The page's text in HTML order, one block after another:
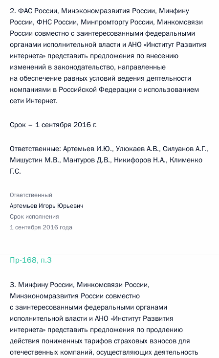
2. ФАС России, Минэкономразвития России, Минфину
России, ФНС России, Минпромторгу России, Минкомсвязи
России совместно с заинтересованными федеральными
органами исполнительной власти и АНО «Институт Развития
интернета» представить предложения по внесению
изменений в законодательство, направленные
на обеспечение равных условий ведения деятельности
компаниями в Российской Федерации с использованием
сети Интернет.
Срок – 1 сентября 2016 г.
Ответственные: Артемьев И.Ю., Улюкаев А.В., Силуанов А.Г.,
Мишустин М.В., Мантуров Д.В., Никифоров Н.А., Клименко
Г.С.
Ответственный
Артемьев Игорь Юрьевич
Срок исполнения
1 сентября 2016 года
Пр-168, п.3
3. Минфину России, Минкомсвязи России,
Минэкономразвития России совместно
с заинтересованными федеральными органами
исполнительной власти и АНО «Институт Развития
интернета» представить предложения по продлению
действия пониженных тарифов страховых взносов для
отечественных компаний, осуществляющих деятельность